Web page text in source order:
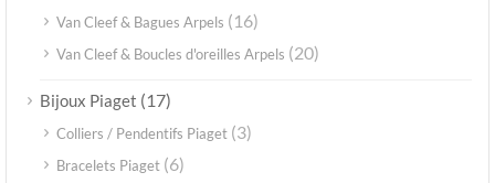
Van Cleef & Bagues Arpels (16)
Van Cleef & Boucles d'oreilles Arpels (20)
Bijoux Piaget (17)
Colliers / Pendentifs Piaget (3)
Bracelets Piaget (6)